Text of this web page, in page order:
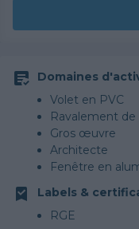
Domaines
Volet en PVC
Ravalement de
Gros œuvre
Architecte
Fenêtre en
Isolation des
Traitement de
Labels &
RGE